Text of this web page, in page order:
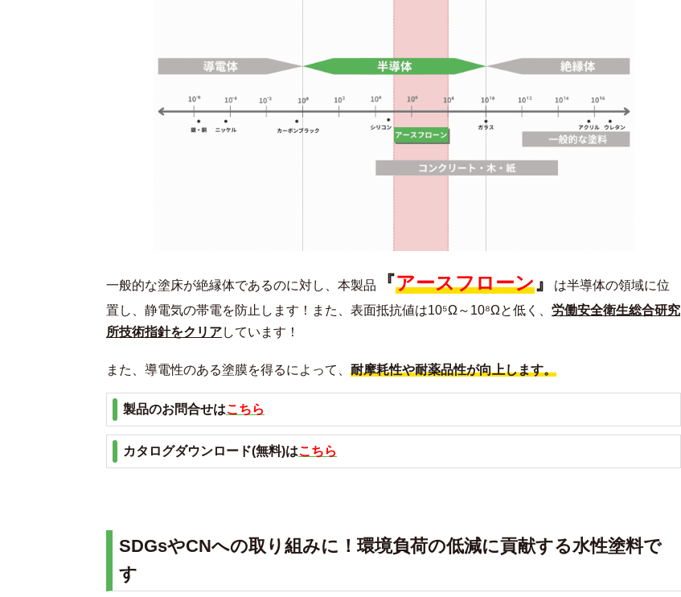
一般的な塗床が絶縁体であるのに対し、本製品 『アースフローン』
は半導体の領域に位
置し、静電気の帯電を防止します！また、表面抵抗値は10⁵Ω～10⁸Ωと低く、 労働安全衛生総合研究
所技術指針をクリアしています！
また、導電性のある塗膜を得るによって、 耐摩耗性や耐薬品性が向上します。
製品のお問合せはこちら
カタログダウンロード(無料)はこちら
SDGsやCNへの取り組みに！環境負荷の低減に貢献する水性塗料で
す